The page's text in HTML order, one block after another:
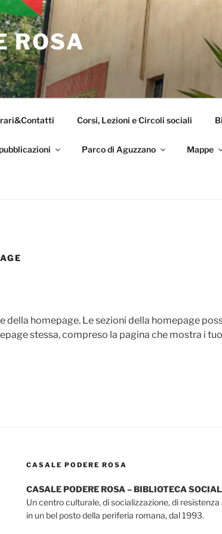
ROSA
Corsi, Lezioni e Circoli sociali
Parco di Aguzzano Mappe
della homepage. Le sezioni della homepage
stessa, compreso la pagina che mostra i
CASALE PODERE ROSA
CASALE PODERE ROSA – BIBLIOTECA
Un centro culturale, di socializzazione, di
in un bel posto della periferia romana, dal 1993.